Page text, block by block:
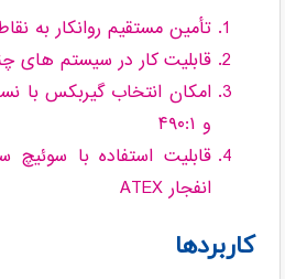
تأمین مستقیم روانکار به
قابلیت کار در سیستم
و ۴۹۰:۱
قابلیت استفاده با
انفجار ATEX
کاربردها